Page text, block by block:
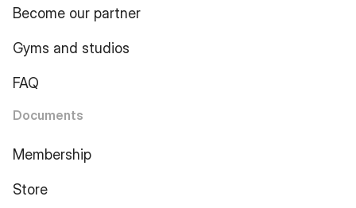
Become our partner
Gyms and studios
FAQ
Documents
Membership
Store